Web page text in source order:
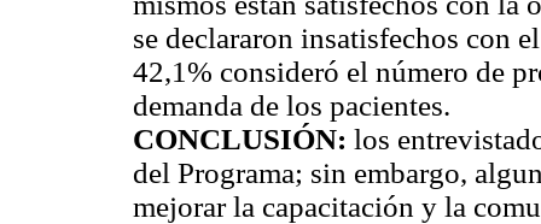
se declararon insatisfechos con
42,1% consideró el número de
demanda de los pacientes.
CONCLUSIÓN: los
del Programa; sin embargo,
mejorar la capacitación y la